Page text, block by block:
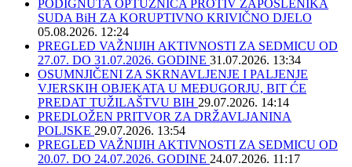
PODIGNUTA OPTUŽNICA PROTIV ZAPOSLENIKA
SUDA BiH ZA KORUPTIVNO KRIVIČNO DJELO
05.08.2026. 12:24
PREGLED VAŽNIJIH AKTIVNOSTI ZA SEDMICU OD
27.07. DO 31.07.2026. GODINE 31.07.2026. 13:34
OSUMNJIČENI ZA SKRNAVLJENJE I PALJENJE
VJERSKIH OBJEKATA U MEĐUGORJU, BIT ĆE
PREDAT TUŽILAŠTVU BIH 29.07.2026. 14:14
PREDLOŽEN PRITVOR ZA DRŽAVLJANINA
POLJSKE 29.07.2026. 13:54
PREGLED VAŽNIJIH AKTIVNOSTI ZA SEDMICU OD
20.07. DO 24.07.2026. GODINE 24.07.2026. 11:17